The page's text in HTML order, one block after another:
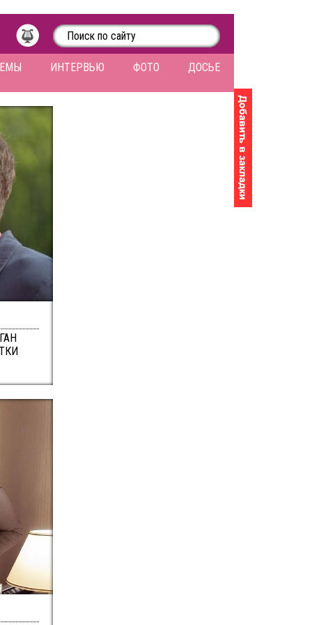
ИНТЕРВЬЮ ФОТО ДОСЬЕ